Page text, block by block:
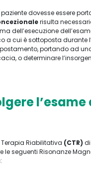
dovesse essere
risulta
dell’esecuzione
a cui è sottoposta durante
portando ad
o determinare
l’esame
Terapia Riabilitativa (CTR)
le seguenti Risonanze